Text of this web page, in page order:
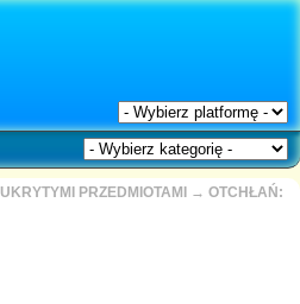
UKRYTYMI PRZEDMIOTAMI → OTCHŁAŃ: